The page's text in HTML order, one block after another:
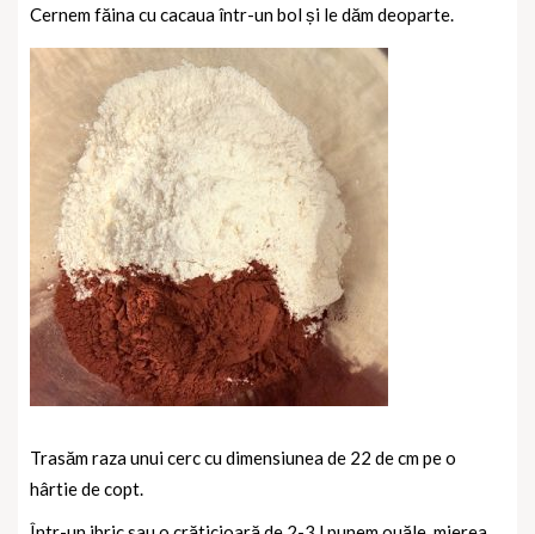
Cernem făina cu cacaua într-un bol și le dăm deoparte.
Trasăm raza unui cerc cu dimensiunea de 22 de cm pe o
hârtie de copt.